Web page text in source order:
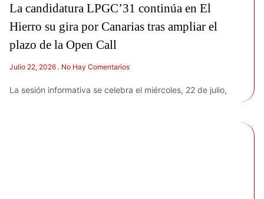
La candidatura LPGC’31 continúa en El
Hierro su gira por Canarias tras ampliar el
plazo de la Open Call
Julio 22, 2026 No Hay Comentarios
La sesión informativa se celebra el miércoles, 22 de julio,